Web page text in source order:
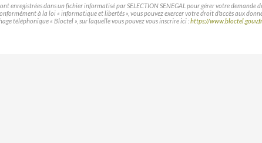
enregistrées dans un fichier informatisé par SELECTION SENEGAL pour gérer votre
à la loi « informatique et libertés », vous pouvez exercer votre droit d'accès aux
téléphonique « Bloctel », sur laquelle vous pouvez vous inscrire ici :https://